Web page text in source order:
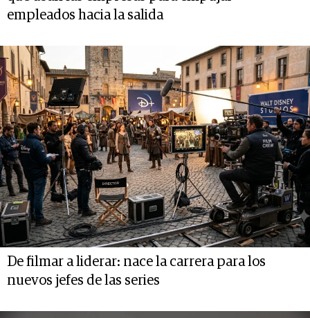
empleados hacia la salida
De filmar a liderar: nace la carrera para los
nuevos jefes de las series